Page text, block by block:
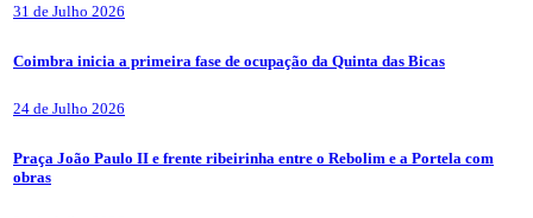
31 de Julho 2026
Coimbra inicia a primeira fase de ocupação da Quinta das Bicas
24 de Julho 2026
Praça João Paulo II e frente ribeirinha entre o Rebolim e a Portela com
obras